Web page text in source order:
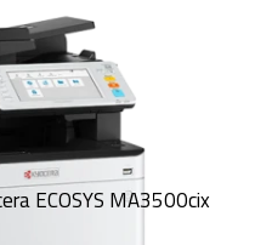
ECOSYS MA3500cix